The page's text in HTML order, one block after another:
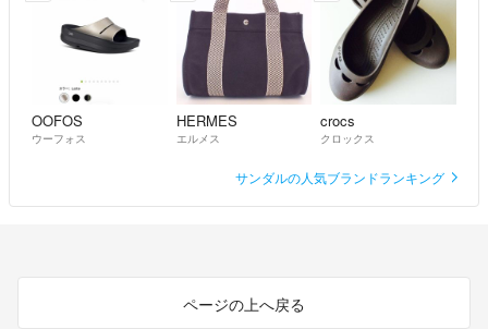
OOFOS
ウーフォス
HERMES
エルメス
crocs
クロックス
サンダルの人気ブランドランキング
ページの上へ戻る